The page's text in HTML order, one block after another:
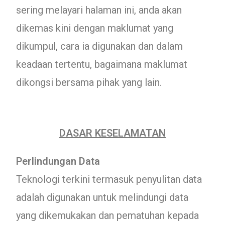
sering melayari halaman ini, anda akan
dikemas kini dengan maklumat yang
dikumpul, cara ia digunakan dan dalam
keadaan tertentu, bagaimana maklumat
dikongsi bersama pihak yang lain.
DASAR KESELAMATAN
Perlindungan Data
Teknologi terkini termasuk penyulitan data
adalah digunakan untuk melindungi data
yang dikemukakan dan pematuhan kepada